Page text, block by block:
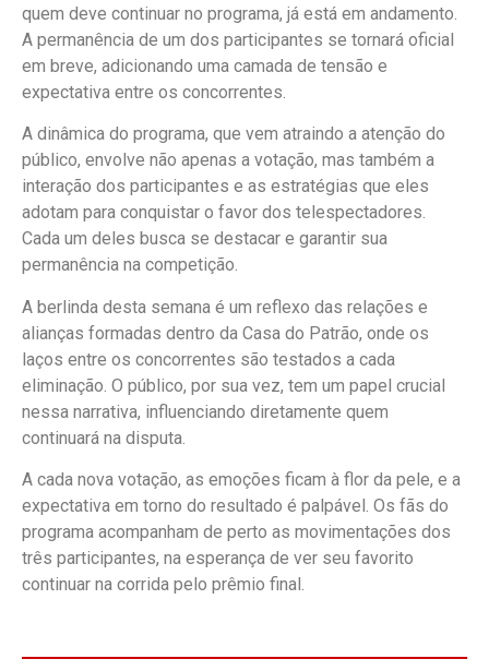
quem deve continuar no programa, já está em andamento.
A permanência de um dos participantes se tornará oficial
em breve, adicionando uma camada de tensão e
expectativa entre os concorrentes.
A dinâmica do programa, que vem atraindo a atenção do
público, envolve não apenas a votação, mas também a
interação dos participantes e as estratégias que eles
adotam para conquistar o favor dos telespectadores.
Cada um deles busca se destacar e garantir sua
permanência na competição.
A berlinda desta semana é um reflexo das relações e
alianças formadas dentro da Casa do Patrão, onde os
laços entre os concorrentes são testados a cada
eliminação. O público, por sua vez, tem um papel crucial
nessa narrativa, influenciando diretamente quem
continuará na disputa.
A cada nova votação, as emoções ficam à flor da pele, e a
expectativa em torno do resultado é palpável. Os fãs do
programa acompanham de perto as movimentações dos
três participantes, na esperança de ver seu favorito
continuar na corrida pelo prêmio final.